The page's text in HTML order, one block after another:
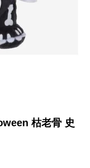
枯老骨 史